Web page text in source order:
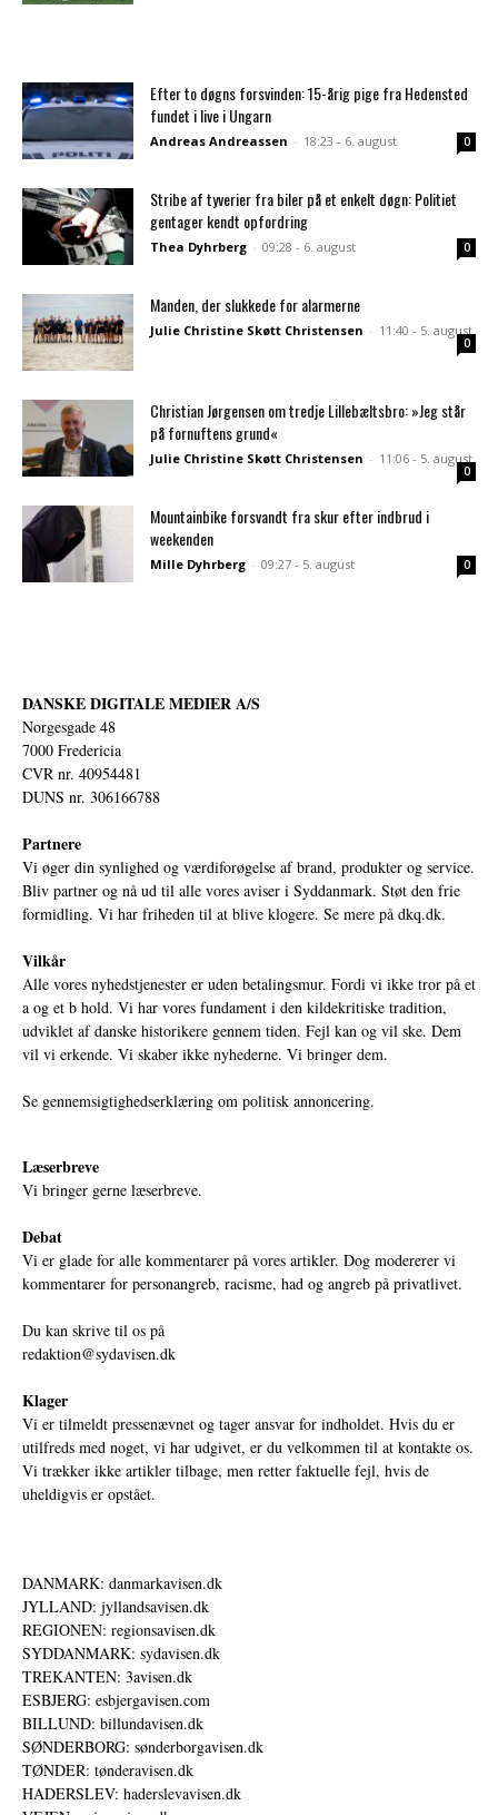
Efter to døgns forsvinden: 15-årig pige fra Hedensted
fundet i live i Ungarn
Andreas Andreassen - 18:23 - 6. august 0
Stribe af tyverier fra biler på et enkelt døgn: Politiet
gentager kendt opfordring
Thea Dyhrberg - 09:28 - 6. august 0
Manden, der slukkede for alarmerne
Julie Christine Skøtt Christensen - 11:40 - 5. august
0
Christian Jørgensen om tredje Lillebæltsbro: »Jeg står
på fornuftens grund«
Julie Christine Skøtt Christensen - 11:06 - 5. august
0
Mountainbike forsvandt fra skur efter indbrud i
weekenden
Mille Dyhrberg - 09:27 - 5. august 0
DANSKE DIGITALE MEDIER A/S
Norgesgade 48
7000 Fredericia
CVR nr. 40954481
DUNS nr. 306166788
Partnere
Vi øger din synlighed og værdiforøgelse af brand, produkter og service.
Bliv partner og nå ud til alle vores aviser i Syddanmark. Støt den frie
formidling. Vi har friheden til at blive klogere. Se mere på dkq.dk.
Vilkår
Alle vores nyhedstjenester er uden betalingsmur. Fordi vi ikke tror på et
a og et b hold. Vi har vores fundament i den kildekritiske tradition,
udviklet af danske historikere gennem tiden. Fejl kan og vil ske. Dem
vil vi erkende. Vi skaber ikke nyhederne. Vi bringer dem.
Se gennemsigtighedserklæring om politisk annoncering.
Læserbreve
Vi bringer gerne læserbreve.
Debat
Vi er glade for alle kommentarer på vores artikler. Dog modererer vi
kommentarer for personangreb, racisme, had og angreb på privatlivet.
Du kan skrive til os på
redaktion@sydavisen.dk
Klager
Vi er tilmeldt pressenævnet og tager ansvar for indholdet. Hvis du er
utilfreds med noget, vi har udgivet, er du velkommen til at kontakte os.
Vi trækker ikke artikler tilbage, men retter faktuelle fejl, hvis de
uheldigvis er opstået.
DANMARK: danmarkavisen.dk
JYLLAND: jyllandsavisen.dk
REGIONEN: regionsavisen.dk
SYDDANMARK: sydavisen.dk
TREKANTEN: 3avisen.dk
ESBJERG: esbjergavisen.com
BILLUND: billundavisen.dk
SØNDERBORG: sønderborgavisen.dk
TØNDER: tønderavisen.dk
HADERSLEV: haderslevavisen.dk